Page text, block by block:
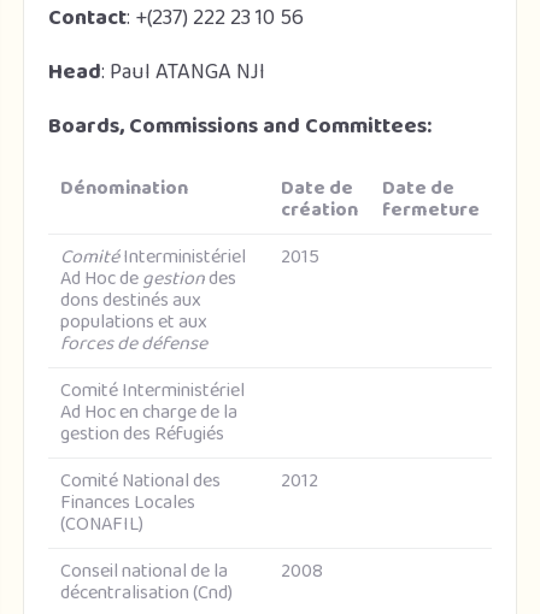
Contact: +(237) 222 23 10 56
Head: Paul ATANGA NJI
Boards, Commissions and Committees:
Dénomination Date de
création
Date de
fermeture
ComitéInterministériel
Ad Hoc degestiondes
dons destinés aux
populations et aux
forces de défense
2015
Comité Interministériel
Ad Hoc en charge de la
gestion des Réfugiés
Comité National des
Finances Locales
(CONAFIL)
2012
Conseil national de la
décentralisation (Cnd)
2008